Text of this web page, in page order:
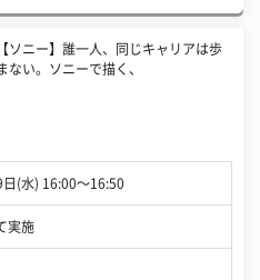
【ソニー】誰一人、同じキャリアは歩
ない。ソニーで描く、
(水) 16:00〜16:50
実施